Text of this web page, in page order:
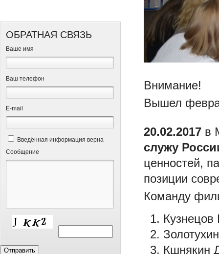
ОБРАТНАЯ СВЯЗЬ
Ваше имя
Ваш телефон
Е-mail
Введённая информация верна
Сообщение
Внимание!
Вышел
20.02.2017 в
служу
ценностей,
позиции
Команду
Кшнякин